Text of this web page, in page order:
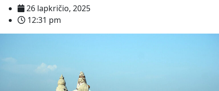
26 lapkričio, 2025
12:31 pm